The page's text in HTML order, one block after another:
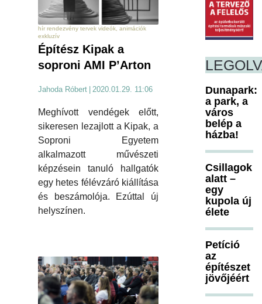
hír rendezvény tervek videók, animációk
exkluzív
Építész Kipak a
soproni AMI P’Arton
Jahoda Róbert 2020.01.29. 11:06
Meghívott vendégek előtt,
sikeresen lezajlott a Kipak, a
Soproni Egyetem
alkalmazott művészeti
képzésein tanuló hallgatók
egy hetes félévzáró kiállítása
és beszámolója. Ezúttal új
helyszínen.
Dunapark:
a park, a
város
belép a
házba!
Csillagok
alatt –
egy
kupola új
élete
Petíció
az
építészet
jövőjéért